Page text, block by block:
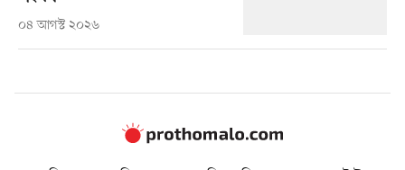
০৪ আগস্ট ২০২৬